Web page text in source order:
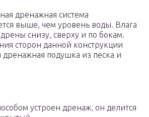
дренажная система
выше, чем уровень воды. Влага
снизу, сверху и по бокам.
сторон данной конструкции
дренажная подушка из песка и
устроен дренаж, он делится